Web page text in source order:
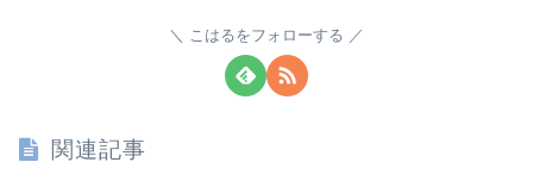
こはるをフォローする
関連記事